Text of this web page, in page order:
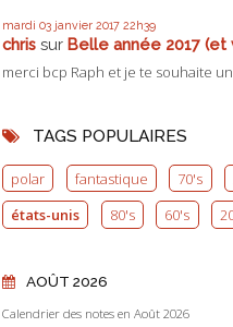
mardi 03 janvier 2017 22h39
chris sur Belle année 2017 (et
merci bcp Raph et je te souhaite
TAGS POPULAIRES
polar fantastique 70's
états-unis
80's 60's
AOÛT 2026
Calendrier des notes en Août 2026